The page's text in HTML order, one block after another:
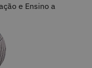
e Ensino a